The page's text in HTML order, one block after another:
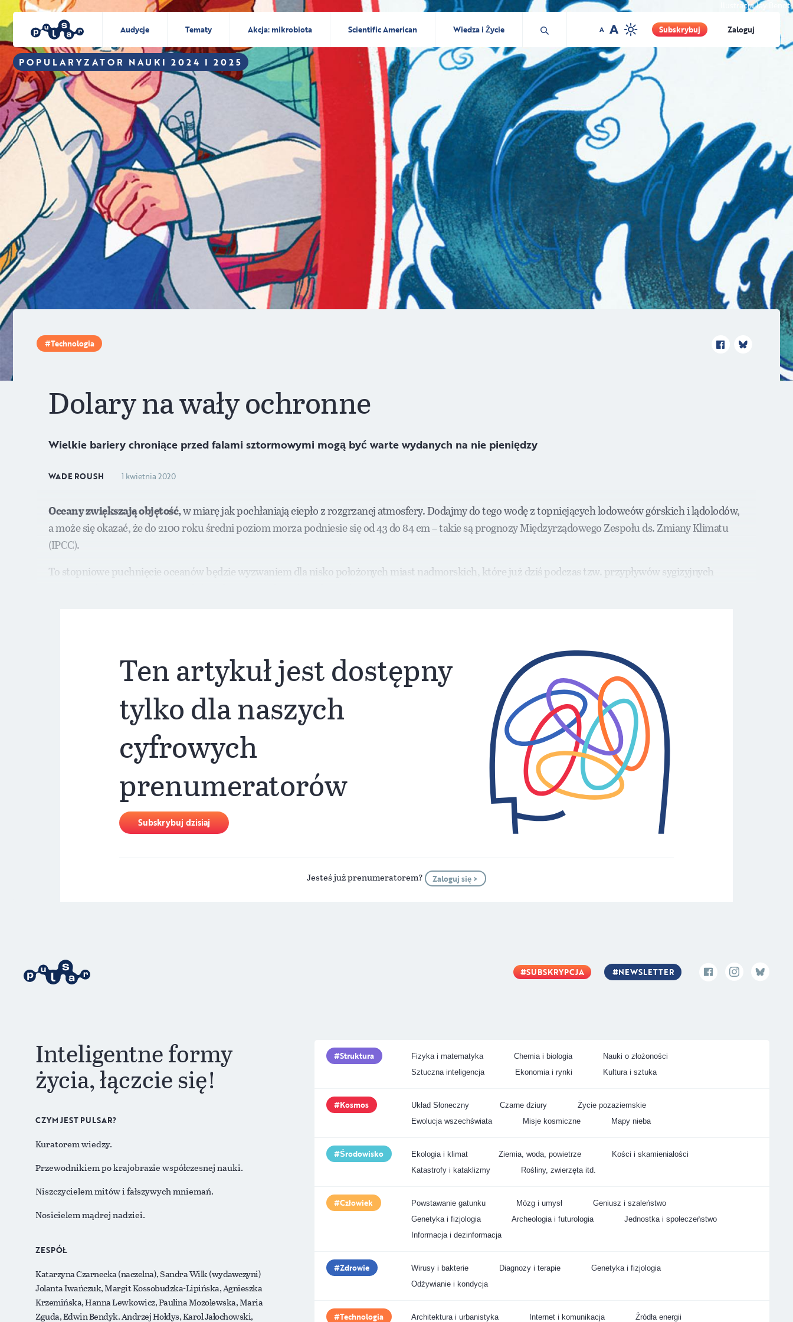
POPULARYZATOR NAUKI 2024 I 2025
Audycje Tematy Akcja: mikrobiota Scientific American Wiedza i Życie Subskrybuj Zaloguj
Ilustracja Jay Bendt
Technologia
Dolary na wały ochronne
Wielkie bariery chroniące przed falami sztormowymi mogą być warte wydanych na nie pieniędzy
WADE ROUSH 1 kwietnia 2020
Oceany zwiększają objętość,w miarę jak pochłaniają ciepło z rozgrzanej atmosfery. Dodajmy do tego wodę z topniejących lodowców górskich i lądolodów,
a może się okazać, że do 2100 roku średni poziom morza podniesie się od 43 do 84 cm – takie są prognozy Międzyrządowego Zespołu ds. Zmiany Klimatu
(IPCC).
To stopniowe puchnięcie oceanów będzie wyzwaniem dla nisko położonych miast nadmorskich, które już dziś podczas tzw. przypływów sygizyjnych
Ten artykuł jest dostępny
tylko dla naszych
cyfrowych
prenumeratorów
Subskrybuj dzisiaj
Jesteś już prenumeratorem? Zaloguj się >
SUBSKRYPCJA NEWSLETTER
Inteligentne formy
życia, łączcie się!
CZYM JEST PULSAR?
Kuratorem wiedzy.
Przewodnikiem po krajobrazie współczesnej nauki.
Niszczycielem mitów i fałszywych mniemań.
Nosicielem mądrej nadziei.
ZESPÓŁ
Katarzyna Czarnecka (naczelna), Sandra Wilk (wydawczyni)
Jolanta Iwańczuk, Margit Kossobudzka-Lipińska, Agnieszka
Krzemińska, Hanna Lewkowicz, Paulina Mozolewska, Maria
Zguda, Edwin Bendyk. Andrzej Hołdys, Karol Jałochowski,
Struktura Fizyka i matematyka Chemia i biologia
Nauki o złożoności
Sztuczna inteligencja
Ekonomia i rynki Kultura i sztuka
Kosmos Układ Słoneczny Czarne dziury
Życie pozaziemskie
Ewolucja wszechświata
Misje kosmiczne Mapy nieba
Środowisko Ekologia i klimat Ziemia, woda, powietrze
Kości i skamieniałości
Katastrofy i kataklizmy
Rośliny, zwierzęta itd.
Człowiek Powstawanie gatunku Mózg i umysł
Geniusz i szaleństwo
Genetyka i fizjologia
Archeologia i futurologia
Jednostka i społeczeństwo
Informacja i dezinformacja
Zdrowie Wirusy i bakterie Diagnozy i terapie
Genetyka i fizjologia
Odżywianie i kondycja
Technologia Architektura i urbanistyka Internet i komunikacja Źródła energii